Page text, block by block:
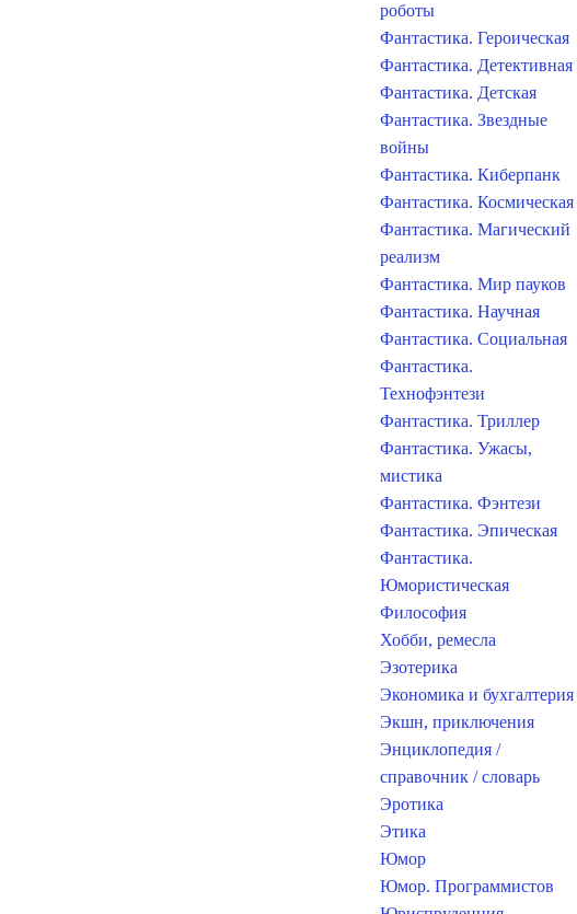
роботы
Фантастика. Героическая
Фантастика. Детективная
Фантастика. Детская
Фантастика. Звездные
войны
Фантастика. Киберпанк
Фантастика. Космическая
Фантастика. Магический
реализм
Фантастика. Мир пауков
Фантастика. Научная
Фантастика. Социальная
Фантастика.
Технофэнтези
Фантастика. Триллер
Фантастика. Ужасы,
мистика
Фантастика. Фэнтези
Фантастика. Эпическая
Фантастика.
Юмористическая
Философия
Хобби, ремесла
Эзотерика
Экономика и бухгалтерия
Экшн, приключения
Энциклопедия /
справочник / словарь
Эротика
Этика
Юмор
Юмор. Программистов